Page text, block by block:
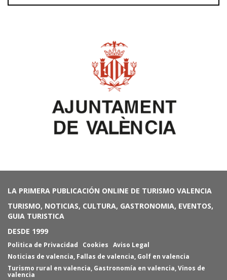
LA PRIMERA PUBLICACIÓN ONLINE DE TURISMO VALENCIA
TURISMO, NOTICIAS, CULTURA, GASTRONOMIA, EVENTOS,
GUIA TURISTICA
DESDE 1999
Politica de Privacidad Cookies Aviso Legal
Noticias de valencia, Fallas de valencia, Golf en valencia
Turismo rural en valencia, Gastronomía en valencia,Vinos de
valencia